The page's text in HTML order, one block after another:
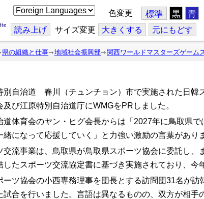
こ
の
ジ
を
翻
色変更 標準 黒 青
読み上げ サイズ変更 大きくする 元にもどす
県の組織と仕事 地域社会振興部 関西ワールドマスターズゲーム
別自治道 春川（チュンチョン）市で実施された日韓
及び江原特別自治道庁にWMGをPRしました。
道体育会のヤン・ヒグ会長からは「2027年に鳥取県
緒になって応援していく」と力強い激励の言葉があり
交流事業は、鳥取県が鳥取県スポーツ協会に委託し
したスポーツ交流協定書に基づき実施されており、今
ーツ協会の小西専務理事を団長とする訪問団31名が
試合を行いました。言語は異なるものの、双方が相